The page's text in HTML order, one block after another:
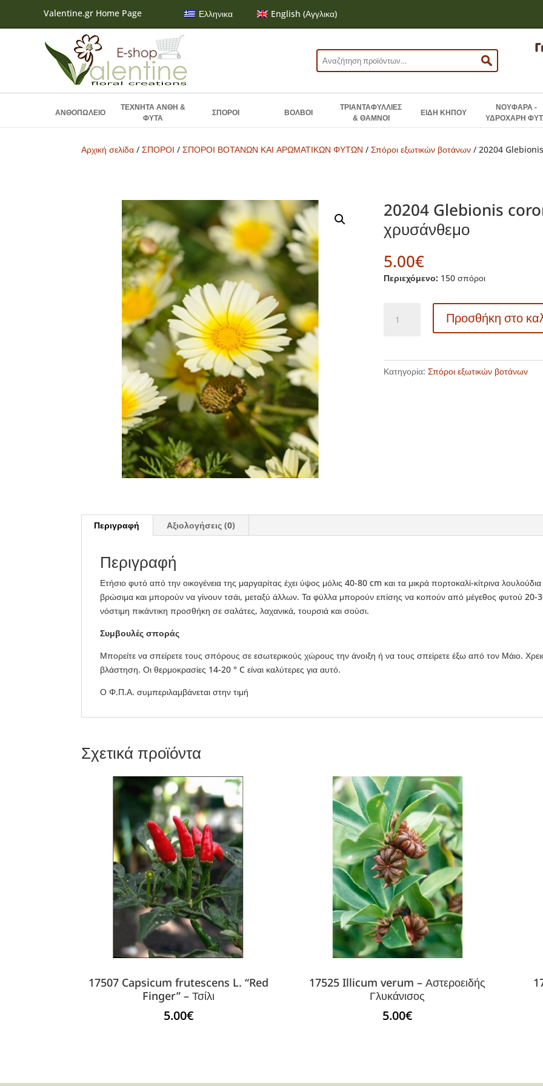
Valentine.gr Home Page Ελληνικα English (Αγγλικα)
Αναζήτηση
για:
ΑΝΘΟΠΩΛΕΙΟ
ΤΕΧΝΗΤΑ ΑΝΘΗ &
ΦΥΤΑ
ΣΠΟΡΟΙ ΒΟΛΒΟΙ
ΤΡΙΑΝΤΑΦΥΛΛΙΕΣ
& ΘΑΜΝΟΙ
ΕΙΔΗ ΚΗΠΟΥ
ΝΟΥΦΑΡΑ -
ΥΔΡΟΧΑΡΗ
Αρχική σελίδα /ΣΠΟΡΟΙ /ΣΠΟΡΟΙ ΒΟΤΑΝΩΝ ΚΑΙ ΑΡΩΜΑΤΙΚΩΝ ΦΥΤΩΝ /Σπόροι εξωτικών βοτάνων / 20204
20204 Glebionis
χρυσάνθεμο
5.00€
Περιεχόμενο: 150 σπόροι
Glebionis
χρυσάνθεμο
Προσθήκη στο
Κατηγορία:Σπόροι εξωτικών βοτάνων
Περιγραφή Αξιολογήσεις (0)
Περιγραφή
Ετήσιο φυτό από την οικογένεια της μαργαρίτας έχει ύψος μόλις 40-80 cm και τα μικρά πορτοκαλί-κίτρινα
βρώσιμα και μπορούν να γίνουν τσάι, μεταξύ άλλων. Τα φύλλα μπορούν επίσης να κοπούν από μέγεθος φυτού 20-
νόστιμη πικάντικη προσθήκη σε σαλάτες, λαχανικά, τουρσιά και σούσι.
Συμβουλές σποράς
Μπορείτε να σπείρετε τους σπόρους σε εσωτερικούς χώρους την άνοιξη ή να τους σπείρετε έξω από τον Μάιο.
βλάστηση. Οι θερμοκρασίες 14-20 ° C είναι καλύτερες για αυτό.
Ο Φ.Π.Α. συμπεριλαμβάνεται στην τιμή
Σχετικά προϊόντα
17507 Capsicum frutescens L. “Red
Finger” – Τσίλι
5.00€
17525 Illicum verum – Αστεροειδής
Γλυκάνισος
5.00€